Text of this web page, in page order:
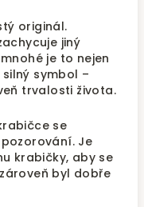
originál.
jiný
je to nejen
symbol –
trvalosti života.
se
Je
krabičky, aby se
byl dobře